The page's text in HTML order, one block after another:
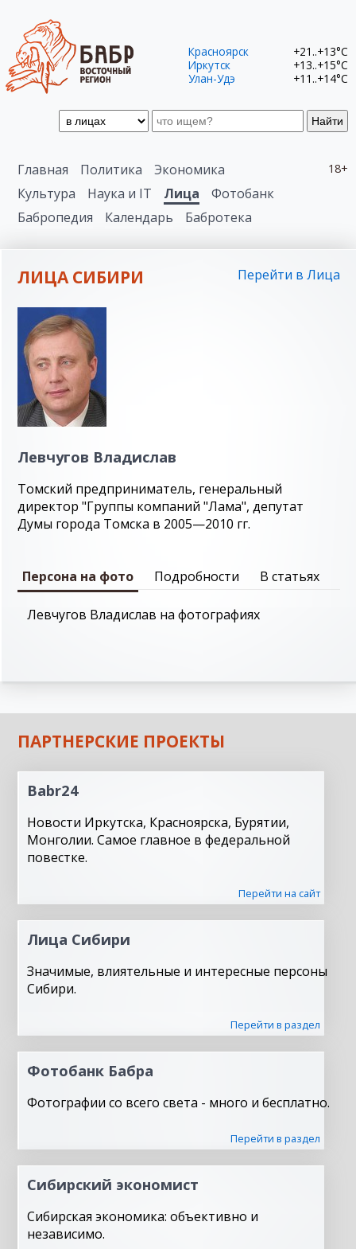
Найти
Красноярск
+21..+13°C
Иркутск
+13..+15°C
Улан-Удэ
+11..+14°C
18+
Главная Политика
Экономика
Культура
Наука и IT Лица
Фотобанк
Бабропедия
Календарь Бабротека
ЛИЦА СИБИРИ Перейти в Лица
Левчугов Владислав
Томский предприниматель, генеральный
директор "Группы компаний "Лама", депутат
Думы города Томска в 2005—2010 гг.
Персона на фото Подробности В статьях
Левчугов Владислав на фотографиях
ПАРТНЕРСКИЕ ПРОЕКТЫ
Babr24
Новости Иркутска, Красноярска, Бурятии,
Монголии. Самое главное в федеральной
повестке.
Перейти на сайт
Лица Сибири
Значимые, влиятельные и интересные персоны
Сибири.
Перейти в раздел
Фотобанк Бабра
Фотографии со всего света - много и бесплатно.
Перейти в раздел
Сибирский экономист
Сибирская экономика: объективно и
независимо.